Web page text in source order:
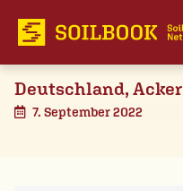
Deutschland, Acker
7. September 2022